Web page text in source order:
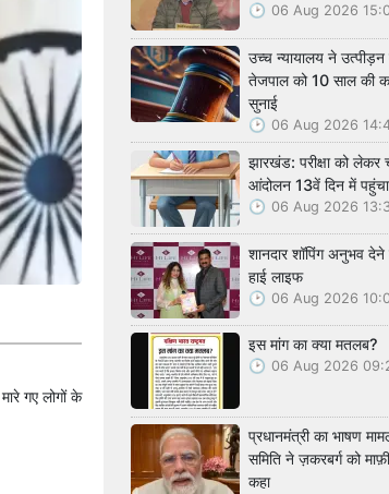
गए लोगों के
06 Aug 2026
उच्च न्यायालय ने
तेजपाल को 10 साल की
सुनाई
06 Aug 2026
झारखंड: परीक्षा को लेकर
आंदोलन 13वें दिन में पहुंचा
06 Aug 2026
शानदार शॉपिंग अनुभव
हाई लाइफ
06 Aug 2026
इस मांग का क्या मतलब?
06 Aug 2026
प्रधानमंत्री का भाषण
समिति ने ज़करबर्ग को
कहा